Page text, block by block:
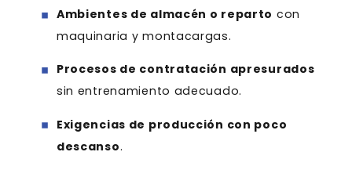
Ambientes de almacén o reparto con
maquinaria y montacargas.
Procesos de contratación apresurados
sin entrenamiento adecuado.
Exigencias de producción con poco
descanso.